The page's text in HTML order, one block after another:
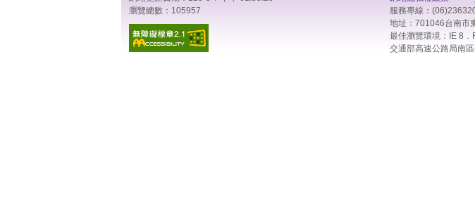
瀏覽總數：105957
服務專線：
地址：701046台南
最佳瀏覽環境：IE 8
交通部高速公路局南